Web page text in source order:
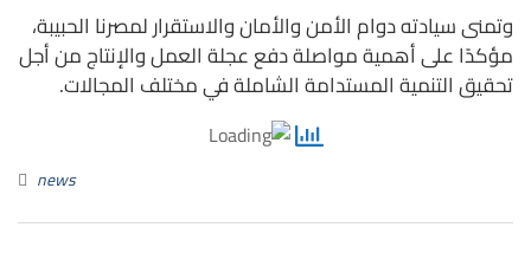
وتمنى سيادته دوام الأمن والأمان والاستقرار لمصرنا الحبيبة،
مؤكدًا على أهمية مواصلة دفع عجلة العمل والإنتاج من أجل
تحقيق التنمية المستدامة الشاملة في مختلف المجالات.
news